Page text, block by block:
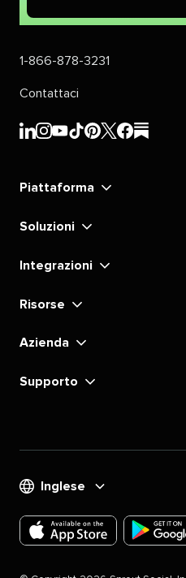
1-866-878-3231​​
Contattaci​​
Sprout
LinkedIn​​
Sprout
Instagram​​
Sprout
YouTube​​
Sprout
TikTok​​
Sprout
Pinterest​​
Sprout
Sprout
Sprout
Piattaforma​​
Soluzioni​​
Integrazioni​​
Risorse​​
Azienda​​
Supporto​​
Inglese​​